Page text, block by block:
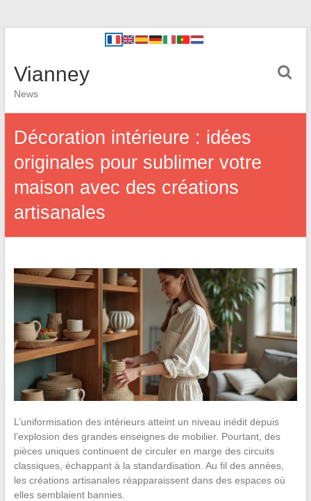
Vianney
News
Décoration intérieure : idées
originales pour sublimer votre
maison avec des créations
artisanales
L’uniformisation des intérieurs atteint un niveau inédit depuis
l’explosion des grandes enseignes de mobilier. Pourtant, des
pièces uniques continuent de circuler en marge des circuits
classiques, échappant à la standardisation. Au fil des années,
les créations artisanales réapparaissent dans des espaces où
elles semblaient bannies.